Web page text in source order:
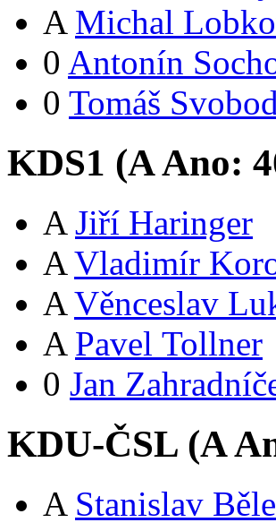
A Michal
0 Antonín
0 Tomáš
KDS1 (AAno: 4
A Jiří Haringer
A Vladimír
A Věnceslav
A Pavel Tollner
0 Jan
KDU-ČSL (A
A Stanislav